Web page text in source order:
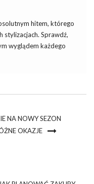
hitem, którego
stylizacjach. Sprawdź,
wyglądem każdego
NA NOWY SEZON
OKAZJE